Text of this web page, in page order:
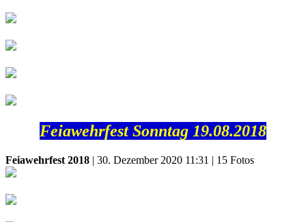
Feiawehrfest Sonntag 19.08.2018
Feiawehrfest 2018 | 30. Dezember 2020 11:31 | 15 Fotos